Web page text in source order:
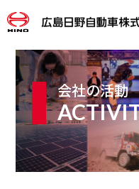
会社の活動